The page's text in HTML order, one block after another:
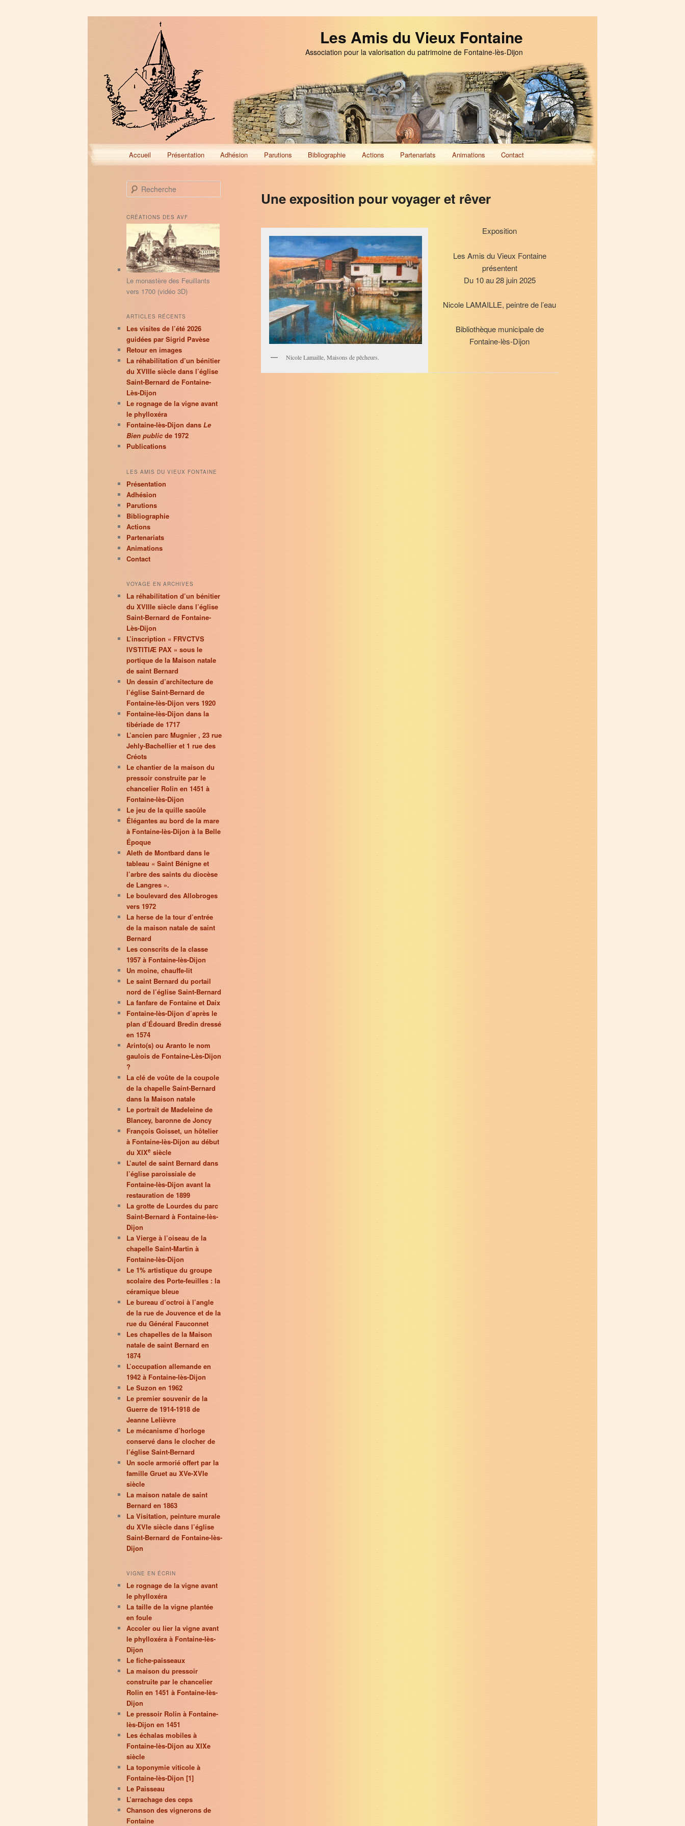
Les Amis du Vieux Fontaine
Association pour la valorisation du patrimoine de Fontaine-lès-Dijon
Menu
principal
Aller
au
principal
Aller
au
secondaire
Accueil Présentation Adhésion Parutions Bibliographie Actions Partenariats Animations Contact
Une exposition pour voyager et rêver
Nicole Lamaille, Maisons de pêcheurs.
Exposition
Les Amis du Vieux Fontaine
présentent
Du 10 au 28 juin 2025
Nicole LAMAILLE, peintre de l’eau
Bibliothèque municipale de
Fontaine-lès-Dijon
e
h
e
h
e
CRÉATIONS DES AVF
Le monastère des Feuillants
vers 1700 (vidéo 3D)
ARTICLES RÉCENTS
Les visites de l’été 2026
guidées par Sigrid Pavèse
Retour en images
La réhabilitation d’un bénitier
du XVIIIe siècle dans l’église
Saint-Bernard de Fontaine-
Lès-Dijon
Le rognage de la vigne avant
le phylloxéra
Fontaine-lès-Dijon dans Le
Bien publicde 1972
Publications
LES AMIS DU VIEUX FONTAINE
Présentation
Adhésion
Parutions
Bibliographie
Actions
Partenariats
Animations
Contact
VOYAGE EN ARCHIVES
La réhabilitation d’un bénitier
du XVIIIe siècle dans l’église
Saint-Bernard de Fontaine-
Lès-Dijon
L’inscription « FRVCTVS
IVSTITIÆ PAX » sous le
portique de la Maison natale
de saint Bernard
Un dessin d’architecture de
l’église Saint-Bernard de
Fontaine-lès-Dijon vers 1920
Fontaine-lès-Dijon dans la
tibériade de 1717
L’ancien parc Mugnier , 23 rue
Jehly-Bachellier et 1 rue des
Créots
Le chantier de la maison du
pressoir construite par le
chancelier Rolin en 1451 à
Fontaine-lès-Dijon
Le jeu de la quille saoûle
Élégantes au bord de la mare
à Fontaine-lès-Dijon à la Belle
Époque
Aleth de Montbard dans le
tableau « Saint Bénigne et
l’arbre des saints du diocèse
de Langres ».
Le boulevard des Allobroges
vers 1972
La herse de la tour d’entrée
de la maison natale de saint
Bernard
Les conscrits de la classe
1957 à Fontaine-lès-Dijon
Un moine, chauffe-lit
Le saint Bernard du portail
nord de l’église Saint-Bernard
La fanfare de Fontaine et Daix
Fontaine-lès-Dijon d’après le
plan d’Édouard Bredin dressé
en 1574
Arinto(s) ou Aranto le nom
gaulois de Fontaine-Lès-Dijon
?
La clé de voûte de la coupole
de la chapelle Saint-Bernard
dans la Maison natale
Le portrait de Madeleine de
Blancey, baronne de Joncy
François Goisset, un hôtelier
à Fontaine-lès-Dijon au début
du XIXe siècle
L’autel de saint Bernard dans
l’église paroissiale de
Fontaine-lès-Dijon avant la
restauration de 1899
La grotte de Lourdes du parc
Saint-Bernard à Fontaine-lès-
Dijon
La Vierge à l’oiseau de la
chapelle Saint-Martin à
Fontaine-lès-Dijon
Le 1% artistique du groupe
scolaire des Porte-feuilles : la
céramique bleue
Le bureau d’octroi à l’angle
de la rue de Jouvence et de la
rue du Général Fauconnet
Les chapelles de la Maison
natale de saint Bernard en
1874
L’occupation allemande en
1942 à Fontaine-lès-Dijon
Le Suzon en 1962
Le premier souvenir de la
Guerre de 1914-1918 de
Jeanne Lelièvre
Le mécanisme d’horloge
conservé dans le clocher de
l’église Saint-Bernard
Un socle armorié offert par la
famille Gruet au XVe-XVIe
siècle
La maison natale de saint
Bernard en 1863
La Visitation, peinture murale
du XVIe siècle dans l’église
Saint-Bernard de Fontaine-lès-
Dijon
VIGNE EN ÉCRIN
Le rognage de la vigne avant
le phylloxéra
La taille de la vigne plantée
en foule
Accoler ou lier la vigne avant
le phylloxéra à Fontaine-lès-
Dijon
Le fiche-paisseaux
La maison du pressoir
construite par le chancelier
Rolin en 1451 à Fontaine-lès-
Dijon
Le pressoir Rolin à Fontaine-
lès-Dijon en 1451
Les échalas mobiles à
Fontaine-lès-Dijon au XIXe
siècle
La toponymie viticole à
Fontaine-lès-Dijon [1]
Le Paisseau
L’arrachage des ceps
Chanson des vignerons de
Fontaine